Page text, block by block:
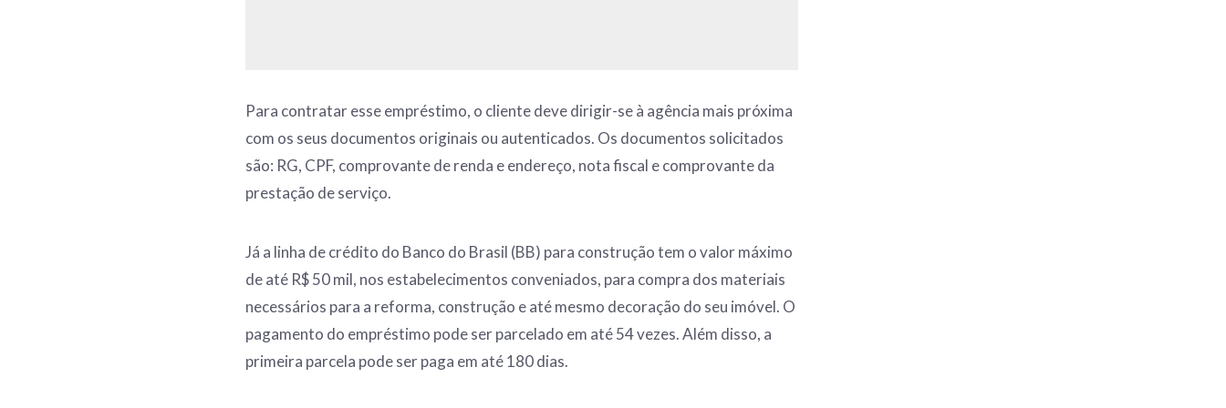
Para contratar esse empréstimo, o cliente deve dirigir-se à agência mais próxima
com os seus documentos originais ou autenticados. Os documentos solicitados
são: RG, CPF, comprovante de renda e endereço, nota fiscal e comprovante da
prestação de serviço.
Já a linha de crédito do Banco do Brasil (BB) para construção tem o valor máximo
de até R$ 50 mil, nos estabelecimentos conveniados, para compra dos materiais
necessários para a reforma, construção e até mesmo decoração do seu imóvel. O
pagamento do empréstimo pode ser parcelado em até 54 vezes. Além disso, a
primeira parcela pode ser paga em até 180 dias.